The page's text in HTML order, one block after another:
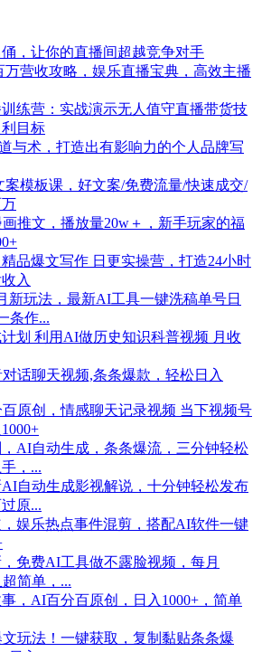
，让你的直播间超越竞争对手
万营收攻略，娱乐直播宝典，高效主播
练营：实战演示无人值守直播带货技
目标
与术，打造出有影响力的个人品牌写
案模板课，好文案/免费流量/快速成交/
推文，播放量20w＋，新手玩家的福
品爆文写作 日更实操营，打造24小时
入
新玩法，最新AI工具一键洗稿单号日
条作...
划 利用AI做历史知识科普视频 月收
话聊天视频,条条爆款，轻松日入
原创，情感聊天记录视频 当下视频号
AI自动生成，条条爆流，三分钟轻松
，...
AI自动生成影视解说，十分钟轻松发布
原...
娱乐热点事件混剪，搭配AI软件一键
免费AI工具做不露脸视频，每月
简单，...
，AI百分百原创，日入1000+，简单
玩法！一键获取，复制黏贴条条爆